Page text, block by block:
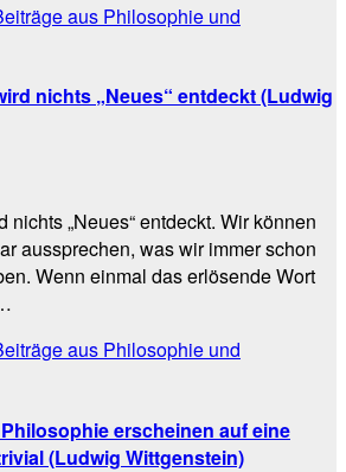
aus Philosophie und
nichts „Neues“ entdeckt (Ludwig
nichts „Neues“ entdeckt. Wir können
aussprechen, was wir immer schon
Wenn einmal das erlösende Wort
aus Philosophie und
erscheinen auf eine
(Ludwig Wittgenstein)